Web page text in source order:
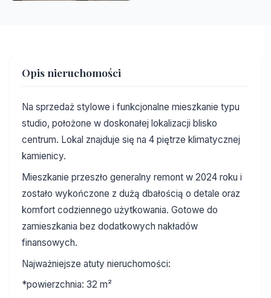
Opis nieruchomości
Na sprzedaż stylowe i funkcjonalne mieszkanie typu
studio, położone w doskonałej lokalizacji blisko
centrum. Lokal znajduje się na 4 piętrze klimatycznej
kamienicy.
Mieszkanie przeszło generalny remont w 2024 roku i
zostało wykończone z dużą dbałością o detale oraz
komfort codziennego użytkowania. Gotowe do
zamieszkania bez dodatkowych nakładów
finansowych.
Najważniejsze atuty nieruchomości:
*powierzchnia: 32 m²